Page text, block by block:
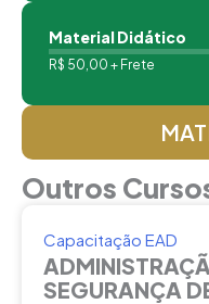
Material Didático
R$ 50,00 + Frete
Outros
Capacitação EAD
SEGURANÇA